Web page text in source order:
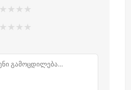
★ ★ ★ ★
★ ★ ★ ★